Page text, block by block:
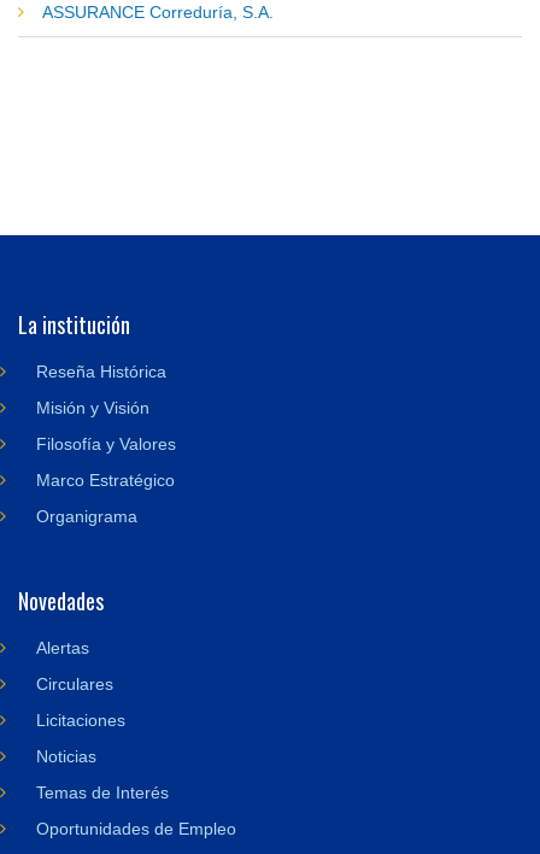
ASSURANCE Correduría, S.A.
La institución
Reseña Histórica
Misión y Visión
Filosofía y Valores
Marco Estratégico
Organigrama
Novedades
Alertas
Circulares
Licitaciones
Noticias
Temas de Interés
Oportunidades de Empleo